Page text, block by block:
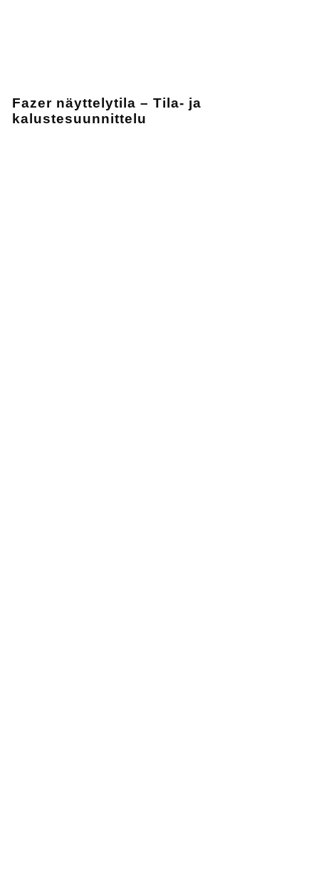
Fazer näyttelytila – Tila- ja
kalustesuunnittelu